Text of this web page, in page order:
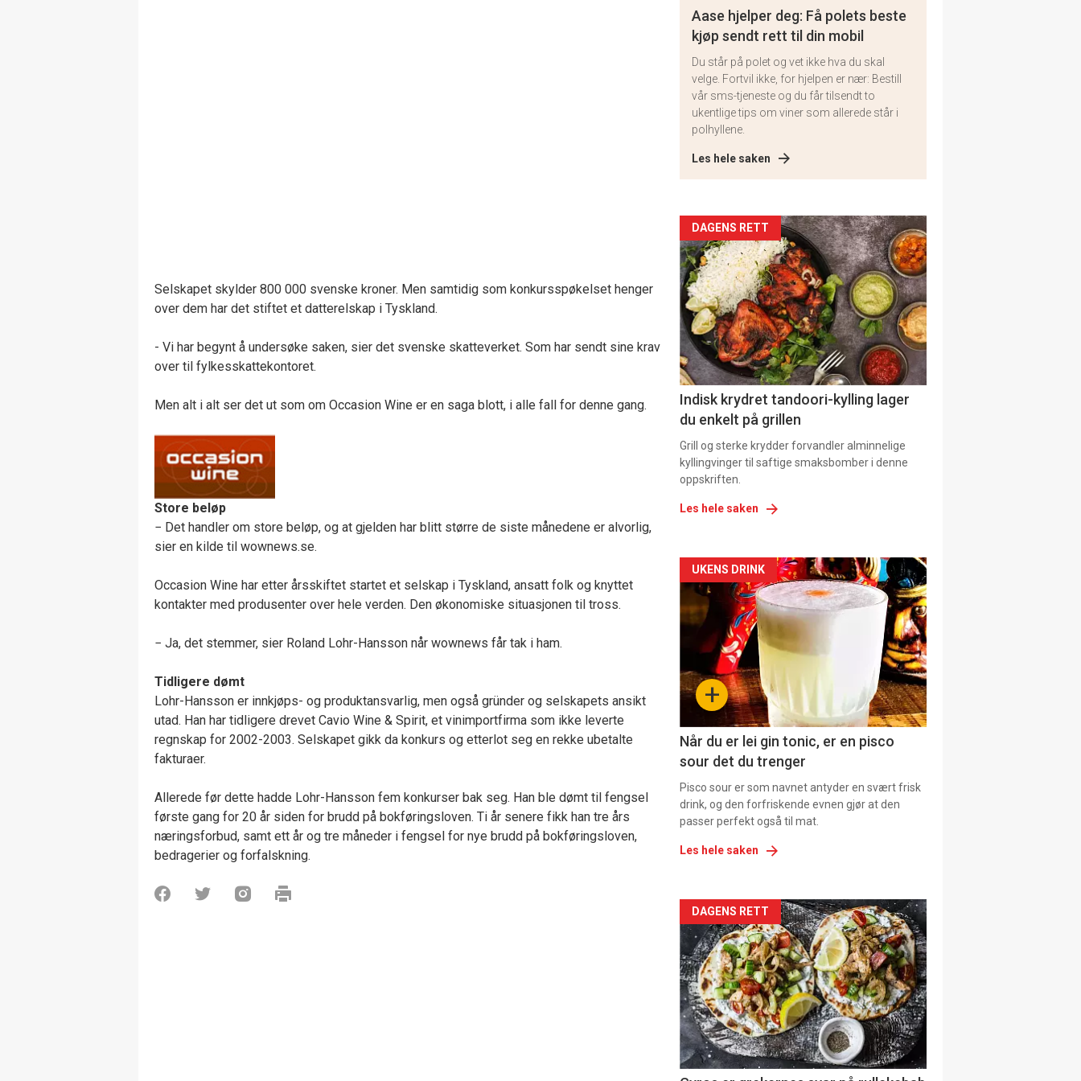
Selskapet skylder 800 000 svenske kroner. Men samtidig som konkursspøkelset henger
over dem har det stiftet et datterelskap i Tyskland.
- Vi har begynt å undersøke saken, sier det svenske skatteverket. Som har sendt sine krav
over til fylkesskattekontoret.
Men alt i alt ser det ut som om Occasion Wine er en saga blott, i alle fall for denne gang.
Store beløp
− Det handler om store beløp, og at gjelden har blitt større de siste månedene er alvorlig,
sier en kilde til wownews.se.
Occasion Wine har etter årsskiftet startet et selskap i Tyskland, ansatt folk og knyttet
kontakter med produsenter over hele verden. Den økonomiske situasjonen til tross.
− Ja, det stemmer, sier Roland Lohr-Hansson når wownews får tak i ham.
Tidligere dømt
Lohr-Hansson er innkjøps- og produktansvarlig, men også gründer og selskapets ansikt
utad. Han har tidligere drevet Cavio Wine & Spirit, et vinimportfirma som ikke leverte
regnskap for 2002-2003. Selskapet gikk da konkurs og etterlot seg en rekke ubetalte
fakturaer.
Allerede før dette hadde Lohr-Hansson fem konkurser bak seg. Han ble dømt til fengsel
første gang for 20 år siden for brudd på bokføringsloven. Ti år senere fikk han tre års
næringsforbud, samt ett år og tre måneder i fengsel for nye brudd på bokføringsloven,
bedragerier og forfalskning.
Aase hjelper deg: Få polets beste
kjøp sendt rett til din mobil
Du står på polet og vet ikke hva du skal
velge. Fortvil ikke, for hjelpen er nær: Bestill
vår sms-tjeneste og du får tilsendt to
ukentlige tips om viner som allerede står i
polhyllene.
Les hele saken
Artikler
detail
-
section
11
DAGENS RETT
Indisk krydret tandoori-kylling lager
du enkelt på grillen
Grill og sterke krydder forvandler alminnelige
kyllingvinger til saftige smaksbomber i denne
oppskriften.
Les hele saken
Artikler
detail
section
11
Dagens
rett
+
UKENS DRINK
Når du er lei gin tonic, er en pisco
sour det du trenger
Pisco sour er som navnet antyder en svært frisk
drink, og den forfriskende evnen gjør at den
passer perfekt også til mat.
Les hele saken
Artikler
detail
-
section
11
DAGENS RETT